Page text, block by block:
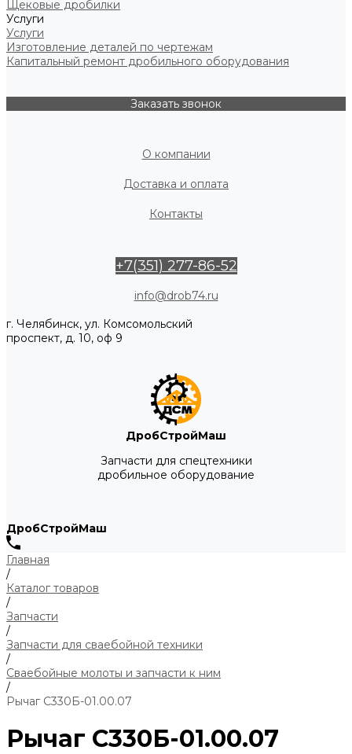
Щековые дробилки
Услуги
Услуги
Изготовление деталей по чертежам
Капитальный ремонт дробильного оборудования
Заказать звонок
О компании
Доставка и оплата
Контакты
+7(351) 277-86-52
info@drob74.ru
г. Челябинск, ул. Комсомольский
проспект, д. 10, оф 9
ДробСтройМаш
Запчасти для спецтехники
дробильное оборудование
ДробСтройМаш
Главная
/
Каталог товаров
/
Запчасти
/
Запчасти для сваебойной техники
/
Сваебойные молоты и запчасти к ним
/
Рычаг С330Б-01.00.07
Рычаг С330Б-01.00.07